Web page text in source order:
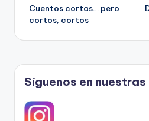
de
entradas
Cuentos cortos… pero
cortos, cortos
Síguenos en